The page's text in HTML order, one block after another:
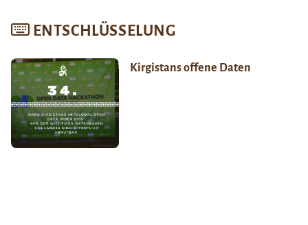
ENTSCHLÜSSELUNG
Kirgistans offene Daten